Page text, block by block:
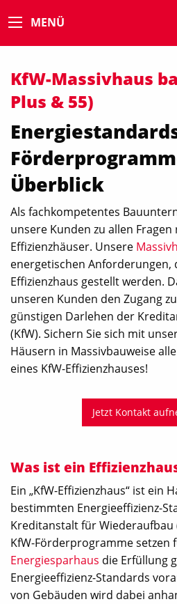
MENÜ
KfW-Massivhaus
Plus & 55)
Überblick
Als fachkompetentes
unsere Kunden zu allen
Effizienzhäuser. Unsere
energetischen Anforderungen,
Effizienzhaus gestellt werden.
unseren Kunden den Zugang
günstigen Darlehen der
(KfW). Sichern Sie sich mit
Häusern in Massivbauweise
eines KfW-Effizienzhauses!
Jetzt Kontakt
Was ist ein
Ein „KfW-Effizienzhaus“ ist ein
bestimmten Energieeffizienz-
Kreditanstalt für Wiederaufbau
KfW-Förderprogramme setzen
Energiesparhaus die Erfüllung
Energieeffizienz-Standards
von Gebäuden wird dabei